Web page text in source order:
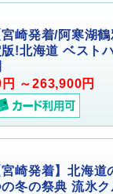
宮崎発着/阿寒湖
版!北海道 ベスト
～263,900円
宮崎発着】北海
冬の祭典 流氷